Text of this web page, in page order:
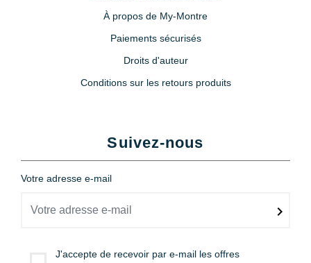
À propos de My-Montre
Paiements sécurisés
Droits d'auteur
Conditions sur les retours produits
Suivez-nous
Votre adresse e-mail
J'accepte de recevoir par e-mail les offres